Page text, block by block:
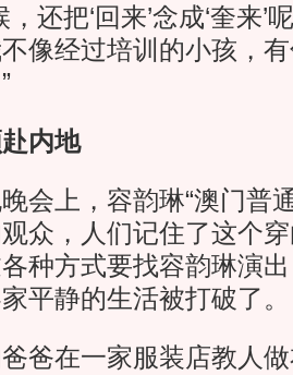
还把‘回来’念成‘奎来’
像经过培训的小孩，
内地
上，容韵琳“澳门普
众，人们记住了这个
种方式要找容韵琳演
平静的生活被打破了。
在一家服装店教人做